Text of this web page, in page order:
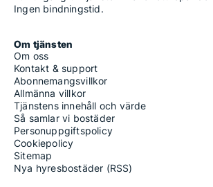
Ingen bindningstid.
Om tjänsten
Om oss
Kontakt & support
Abonnemangsvillkor
Allmänna villkor
Tjänstens innehåll och värde
Så samlar vi bostäder
Personuppgiftspolicy
Cookiepolicy
Sitemap
Nya hyresbostäder (RSS)